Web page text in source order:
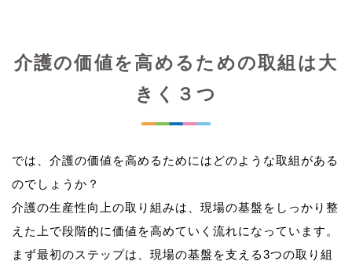
介護の価値を高めるための取組は大
きく３つ
では、介護の価値を高めるためにはどのような取組がある
のでしょうか？
介護の生産性向上の取り組みは、現場の基盤をしっかり整
えた上で段階的に価値を高めていく流れになっています。
まず最初のステップは、現場の基盤を支える3つの取り組